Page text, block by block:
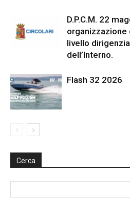
D.P.C.M. 22
organizzazione
livello
dell’Interno.
Flash 32 2026
Cerca